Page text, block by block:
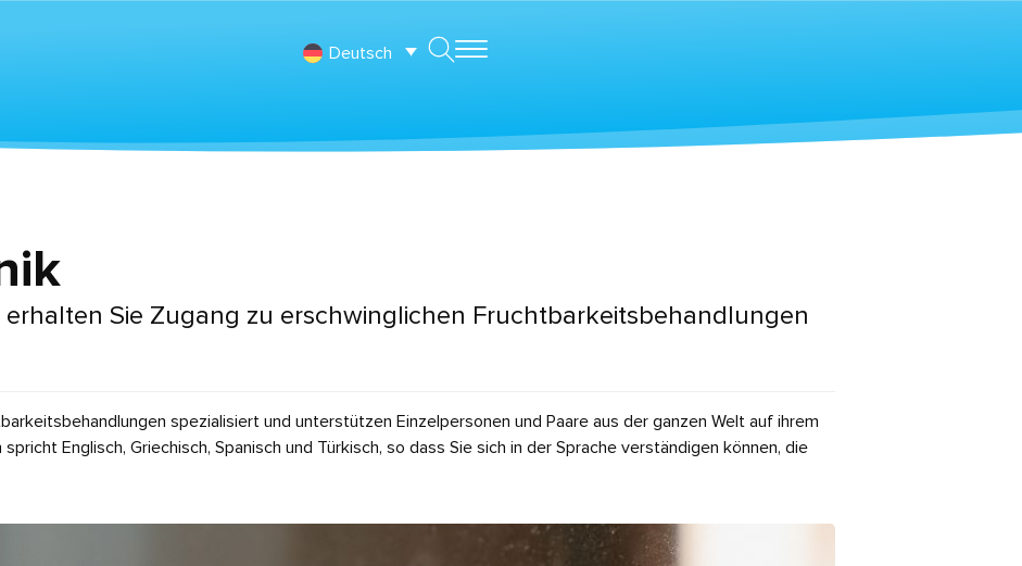
Deutsch
erhalten Sie Zugang zu erschwinglichen Fruchtbarkeitsbehandlungen
spezialisiert und unterstützen Einzelpersonen und Paare aus der ganzen Welt auf ihrem
Englisch, Griechisch, Spanisch und Türkisch, so dass Sie sich in der Sprache verständigen können, die